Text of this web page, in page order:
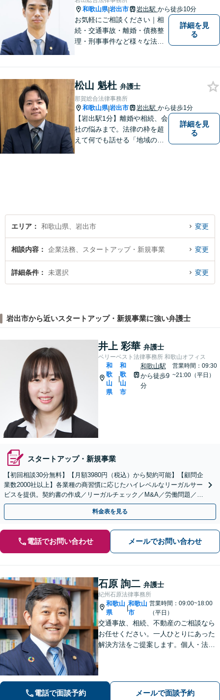
和歌山県|岩出市 岩出駅 から徒歩10分
お気軽にご相談ください｜相
続・交通事故・離婚・債務整
理・刑事事件など様々な法律
日・オンライン相談OK（要予
約）｜丁寧な報告とスピード
対応で安心をお届けします
詳細を見
る
松山 魁杜 弁護士
那賀総合法律事務所
和歌山県|岩出市 岩出駅 から徒歩1分
【岩出駅1分】離婚や相続、会
社の悩みまで。法律の枠を超
えて何でも話せる「地域のか
応】
詳細を見
る
エリア 和歌山県、岩出市 変更
相談内容 企業法務、スタートアップ・新規事業 変更
詳細条件 未選択 変更
岩出市から近いスタートアップ・新規事業に強い弁護士
井上 彩華 弁護士
ベリーベスト法律事務所 和歌山オフィス
和
歌
山
県
和
歌
山
市
和歌山駅
から徒歩9
分
営業時間：09:30
~21:00（平日）
スタートアップ・新規事業
【初回相談30分無料】【月額3980円（税込）から契約可能】【顧問企
業数2000社以上】各業種の商習慣に応じたハイレベルなリーガルサー
ビスを提供。契約書の作成／リーガルチェック／M&A／労働問題／知
的財産等、お任せください【他士業連携可能】
料金表を見る
電話でお問い合わせ メールでお問い合わせ
石原 詢二 弁護士
紀州石原法律事務所
和歌山
県
|
和歌山
市
営業時間：09:00~18:00
（平日）
交通事故、相続、不動産のご相談なら
お任せください。一人ひとりにあった
解決方法をご提案します。個人・法人
電話で面談予約 メールで面談予約